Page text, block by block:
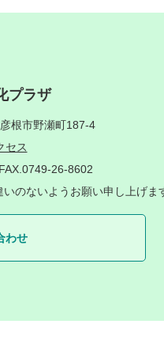
プラザ
根市野瀬町187-4
セス
FAX.0749-26-8602
のないようお願い申し上げま
わせ